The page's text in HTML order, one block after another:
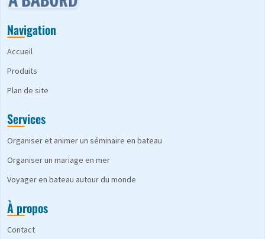
Navigation
Accueil
Produits
Plan de site
Services
Organiser et animer un séminaire en bateau
Organiser un mariage en mer
Voyager en bateau autour du monde
À propos
Contact